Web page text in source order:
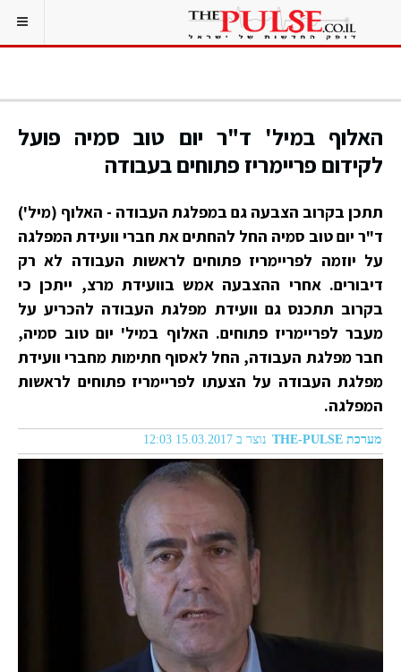
האלוף במיל' ד"ר יום טוב סמיה פועל
לקידום פריימריז פתוחים בעבודה
תתכן בקרוב הצבעה גם במפלגת העבודה - האלוף (מיל')
ד"ר יום טוב סמיה החל להחתים את חברי וועידת המפלגה
על יוזמה לפריימריז פתוחים לראשות העבודה לא רק
דיבורים.אחרי ההצבעה אמש בוועידת מרצ, ייתכן כי
בקרוב תתכנס גם וועידת מפלגת העבודה להכריע על
מעבר לפריימריז פתוחים. האלוף במיל' יום טוב סמיה,
חבר מפלגת העבודה, החל לאסוף חתימות מחברי וועידת
מפלגת העבודה על הצעתו לפריימריז פתוחים לראשות
המפלגה.
מערכת THE-PULSE נוצר ב 15.03.2017 12:03